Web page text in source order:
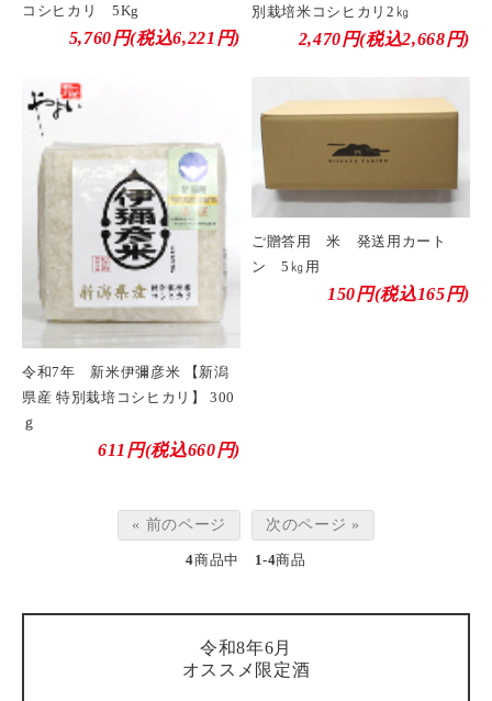
コシヒカリ 5Kg
5,760円(税込6,221円)
別栽培米コシヒカリ2㎏
2,470円(税込2,668円)
令和7年 新米伊彌彦米 【新潟
県産 特別栽培コシヒカリ】 300
ｇ
611円(税込660円)
ご贈答用 米 発送用カート
ン 5㎏用
150円(税込165円)
« 前のページ 次のページ »
4商品中 1-4商品
令和8年6月
オススメ限定酒